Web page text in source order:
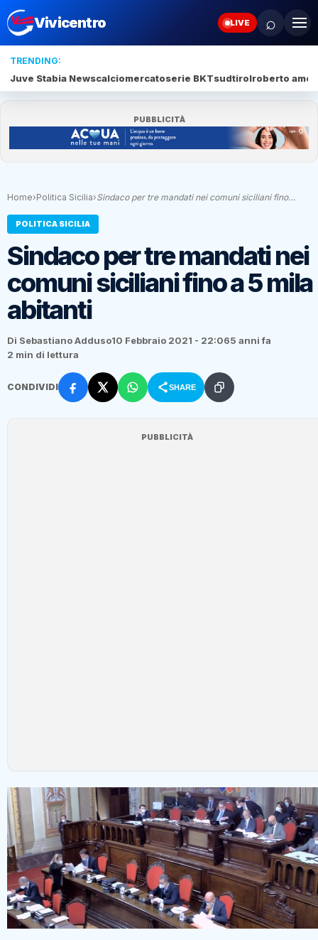
Vivicentro LIVE ⌕
TRENDING:
Juve Stabia Newscalciomercatoserie BKTsudtirolroberto
PUBBLICITÀ
Home›Politica Sicilia›Sindaco per tre mandati nei comuni siciliani fino…
POLITICA SICILIA
Sindaco per tre mandati nei
comuni siciliani fino a 5 mila
abitanti
Di Sebastiano Adduso10 Febbraio 2021 - 22:065 anni fa
2 min di lettura
CONDIVIDI SHARE
PUBBLICITÀ